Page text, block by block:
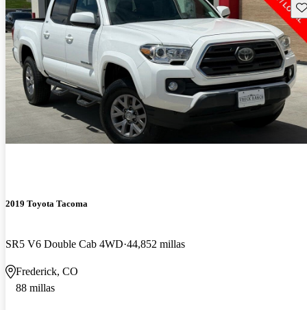
2019 Toyota Tacoma
SR5 V6 Double Cab 4WD 44,852 millas
Frederick, CO
88 millas